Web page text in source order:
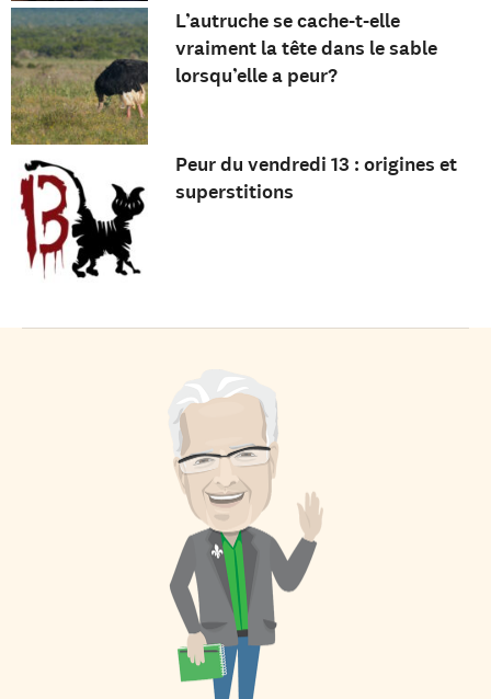
L’autruche se cache-t-elle
vraiment la tête dans le sable
lorsqu’elle a peur?
Peur du vendredi 13 : origines et
superstitions